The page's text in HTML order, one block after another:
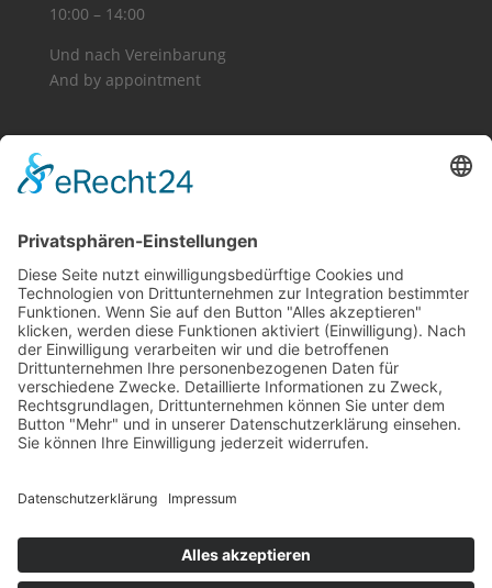
10:00 – 14:00
Und nach Vereinbarung
And by appointment
Allgemeine Geschäftsbedingungen
Widerruf
Zahlungsweisen
Versand & Lieferung
Impressum
Datenschutz
Supported by Benz-Net | Designed by Captain Guitar
2026 © Captain® Guitar Lounge | Captain® is a
0